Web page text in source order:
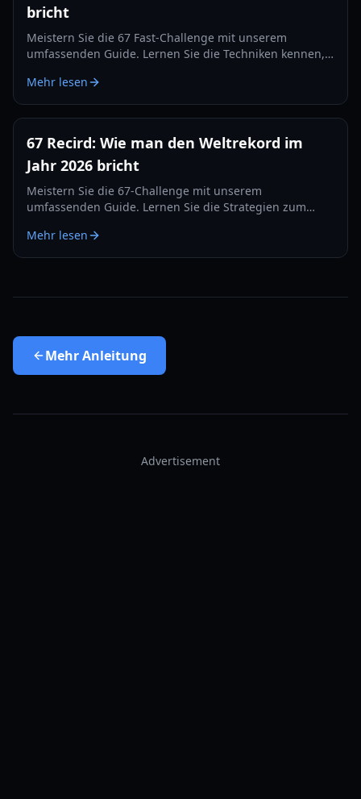
bricht
Meistern Sie die 67 Fast-Challenge mit unserem
umfassenden Guide. Lernen Sie die Techniken kennen,
die Bestenlisten dominieren.
Mehr lesen
67 Recird: Wie man den Weltrekord im
Jahr 2026 bricht
Meistern Sie die 67-Challenge mit unserem
umfassenden Guide. Lernen Sie die Strategien zum
Trainingsübungen für 2026.
Mehr lesen
MehrAnleitung
Advertisement